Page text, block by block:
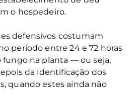
o hospedeiro.
defensivos costumam
período entre 24 e 72 horas
fungo na planta — ou seja,
da identificação dos
quando estes ainda não